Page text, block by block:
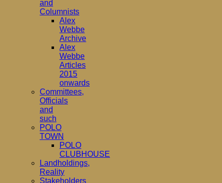
and
Columnists
Alex
Webbe
Archive
Alex
Webbe
Articles
2015
onwards
Committees,
Officials
and
such
POLO
TOWN
POLO
CLUBHOUSE
Landholdings,
Reality
Stakeholders